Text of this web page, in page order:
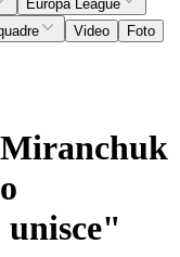
Europa League
Video
Foto